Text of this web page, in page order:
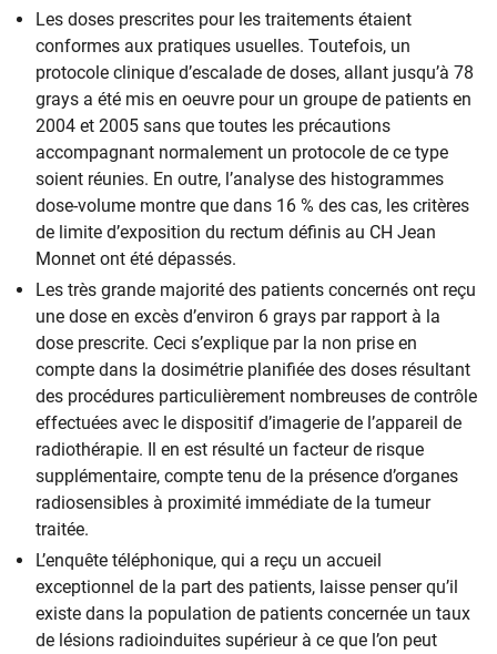
Les doses prescrites pour les traitements étaient
conformes aux pratiques usuelles. Toutefois, un
protocole clinique d’escalade de doses, allant jusqu’à 78
grays a été mis en oeuvre pour un groupe de patients en
2004 et 2005 sans que toutes les précautions
accompagnant normalement un protocole de ce type
soient réunies. En outre, l’analyse des histogrammes
dose-volume montre que dans 16 % des cas, les critères
de limite d’exposition du rectum définis au CH Jean
Monnet ont été dépassés.
Les très grande majorité des patients concernés ont reçu
une dose en excès d’environ 6 grays par rapport à la
dose prescrite. Ceci s’explique par la non prise en
compte dans la dosimétrie planifiée des doses résultant
des procédures particulièrement nombreuses de contrôle
effectuées avec le dispositif d’imagerie de l’appareil de
radiothérapie. Il en est résulté un facteur de risque
supplémentaire, compte tenu de la présence d’organes
radiosensibles à proximité immédiate de la tumeur
traitée.
L’enquête téléphonique, qui a reçu un accueil
exceptionnel de la part des patients, laisse penser qu’il
existe dans la population de patients concernée un taux
de lésions radioinduites supérieur à ce que l’on peut